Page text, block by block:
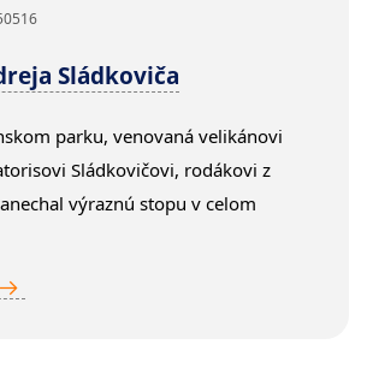
Sládkoviča
parku, venovaná velikánovi
Sládkovičovi, rodákovi z
výraznú stopu v celom